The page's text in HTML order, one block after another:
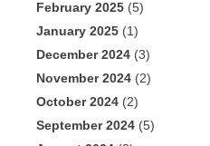
February 2025 (5)
January 2025 (1)
December 2024 (3)
November 2024 (2)
October 2024 (2)
September 2024 (5)